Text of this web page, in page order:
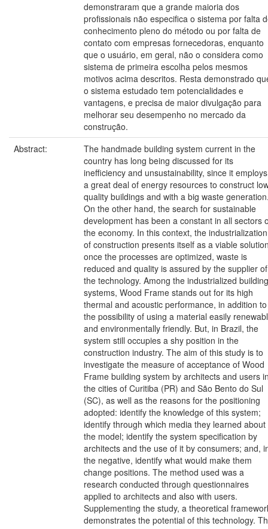
demonstraram que a grande maioria dos
profissionais não especifica o sistema por falta
conhecimento pleno do método ou por falta de
contato com empresas fornecedoras, enquanto
que o usuário, em geral, não o considera como
sistema de primeira escolha pelos mesmos
motivos acima descritos. Resta demonstrado
o sistema estudado tem potencialidades e
vantagens, e precisa de maior divulgação para
melhorar seu desempenho no mercado da
construção.
Abstract:
The handmade building system current in the
country has long being discussed for its
inefficiency and unsustainability, since it employs
a great deal of energy resources to construct
quality buildings and with a big waste
On the other hand, the search for sustainable
development has been a constant in all sectors
the economy. In this context, the industrialization
of construction presents itself as a viable
once the processes are optimized, waste is
reduced and quality is assured by the supplier of
the technology. Among the industrialized building
systems, Wood Frame stands out for its high
thermal and acoustic performance, in addition to
the possibility of using a material easily
and environmentally friendly. But, in Brazil, the
system still occupies a shy position in the
construction industry. The aim of this study is to
investigate the measure of acceptance of Wood
Frame building system by architects and users
the cities of Curitiba (PR) and São Bento do Sul
(SC), as well as the reasons for the positioning
adopted: identify the knowledge of this system;
identify through which media they learned about
the model; identify the system specification by
architects and the use of it by consumers; and,
the negative, identify what would make them
change positions. The method used was a
research conducted through questionnaires
applied to architects and also with users.
Supplementing the study, a theoretical
demonstrates the potential of this technology.